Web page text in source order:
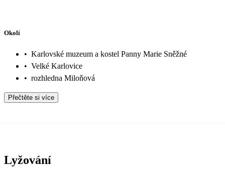
Okolí
• Karlovské muzeum a kostel Panny Marie Sněžné
• Velké Karlovice
• rozhledna Miloňová
Přečtěte si více
Lyžování